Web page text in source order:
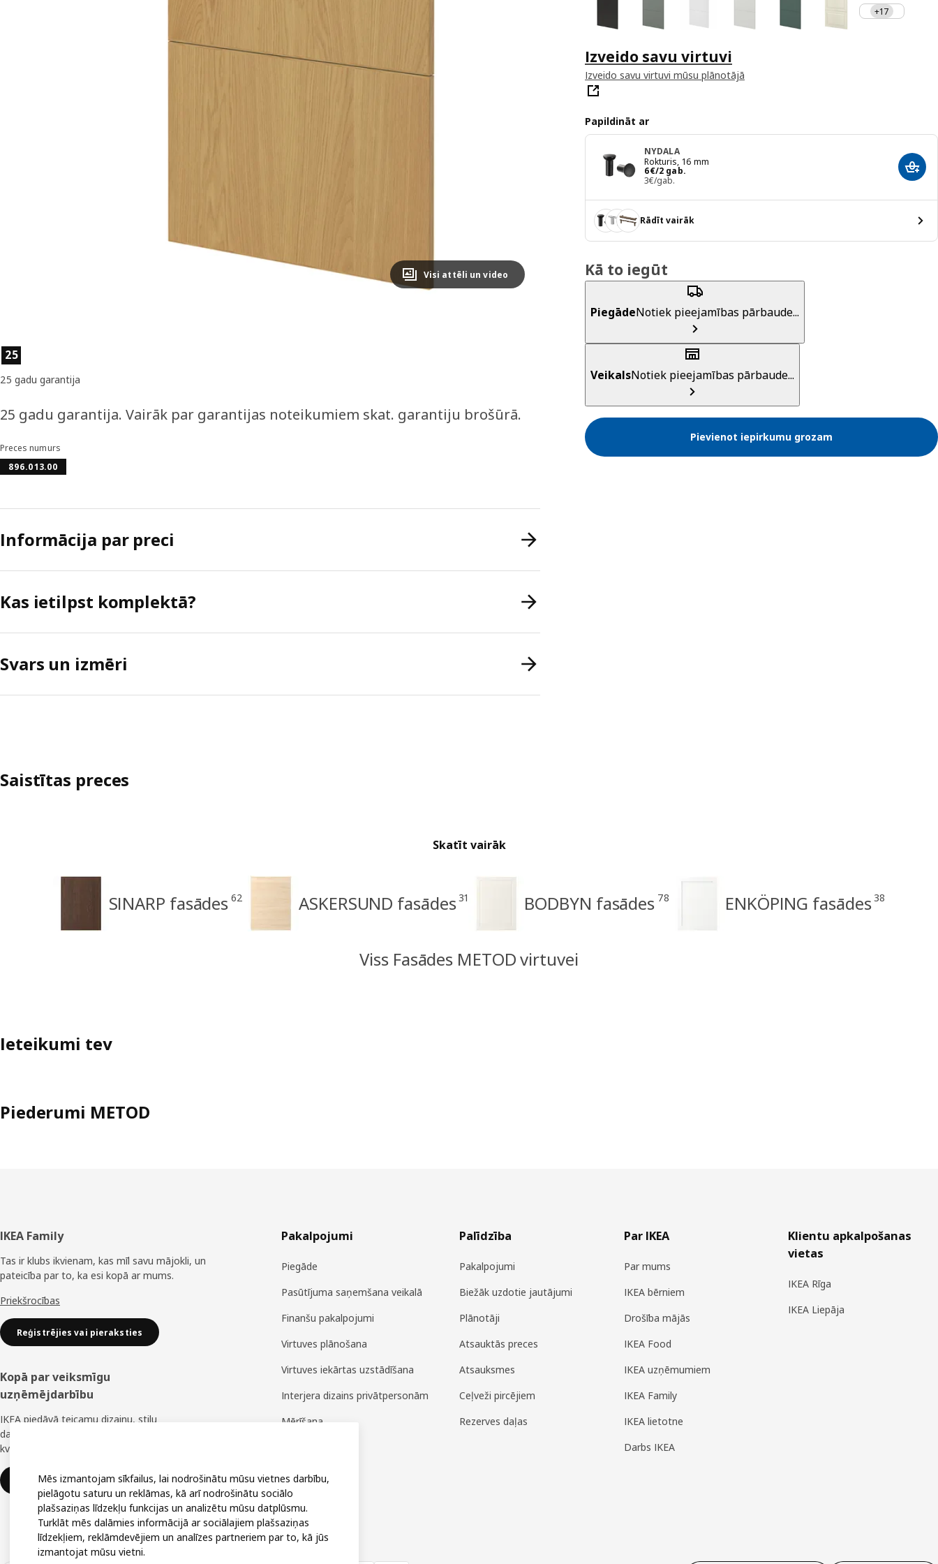
Visi attēli un video
+17
Izveido savu virtuvi
Izveido savu virtuvi mūsu plānotājā
Papildināt ar
NYDALA
Rokturis, 16 mm
6€/2 gab.
Cena 6€/2 gab.
3€/gab.
Rādīt vairāk
Kā to iegūt
PiegādeNotiek pieejamības pārbaude...
VeikalsNotiek pieejamības pārbaude...
Pievienot iepirkumu grozam
Preces īpašības
25
25 gadu garantija
25 gadu garantija. Vairāk par garantijas noteikumiem skat. garantiju brošūrā.
Preces numurs
896.013.00
Informācija par preci
Kas ietilpst komplektā?
Svars un izmēri
Saistītas preces
Skatīt vairāk
SINARP fasādes 62 ASKERSUND fasādes 31 BODBYN fasādes 78 ENKÖPING fasādes 38
Viss Fasādes METOD virtuvei
Ieteikumi tev
Piederumi METOD
Kājene
IKEA Family
Tas ir klubs ikvienam, kas mīl savu mājokli, un
pateicība par to, ka esi kopā ar mums.
Priekšrocības
Reģistrējies vai pieraksties
Kopā par veiksmīgu
uzņēmējdarbību
IKEA piedāvā teicamu dizainu, stilu
daudzveidību, lielisku cenu un uzticamu
kvalitāti.
IKEA uzņēmumiem
Pakalpojumi
Piegāde
Pasūtījuma saņemšana veikalā
Finanšu pakalpojumi
Virtuves plānošana
Virtuves iekārtas uzstādīšana
Interjera dizains privātpersonām
Mērīšana
Palīdzība
Pakalpojumi
Biežāk uzdotie jautājumi
Plānotāji
Atsauktās preces
Atsauksmes
Ceļveži pircējiem
Rezerves daļas
Par IKEA
Par mums
IKEA bērniem
Drošība mājās
IKEA Food
IKEA uzņēmumiem
IKEA Family
IKEA lietotne
Darbs IKEA
Klientu apkalpošanas
vietas
IKEA Rīga
IKEA Liepāja
Mēs izmantojam sīkfailus, lai nodrošinātu mūsu vietnes darbību,
pielāgotu saturu un reklāmas, kā arī nodrošinātu sociālo
plašsaziņas līdzekļu funkcijas un analizētu mūsu datplūsmu.
Turklāt mēs dalāmies informācijā ar sociālajiem plašsaziņas
līdzekļiem, reklāmdevējiem un analīzes partneriem par to, kā jūs
izmantojat mūsu vietni.